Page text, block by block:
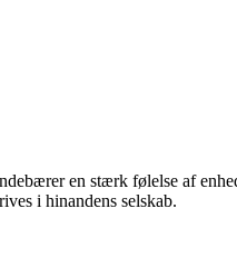
en stærk følelse af
i hinandens selskab.